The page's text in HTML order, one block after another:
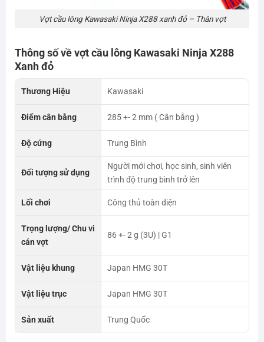
Vợt cầu lông Kawasaki Ninja X288 xanh đỏ – Thân vợt
Thông số về vợt cầu lông Kawasaki Ninja X288
Xanh đỏ
Thương Hiệu Kawasaki
Điểm cân bằng 285 +- 2 mm ( Cân bằng )
Độ cứng Trung Bình
Đối tượng sử dụng
Người mới chơi, học sinh, sinh viên
trình độ trung bình trở lên
Lối chơi Công thủ toàn diện
Trọng lượng/ Chu vi
cán vợt
86 +- 2 g (3U) | G1
Vật liệu khung Japan HMG 30T
Vật liệu trục Japan HMG 30T
Sản xuất Trung Quốc